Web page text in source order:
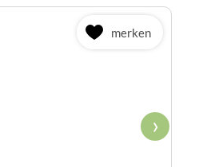
merken
›